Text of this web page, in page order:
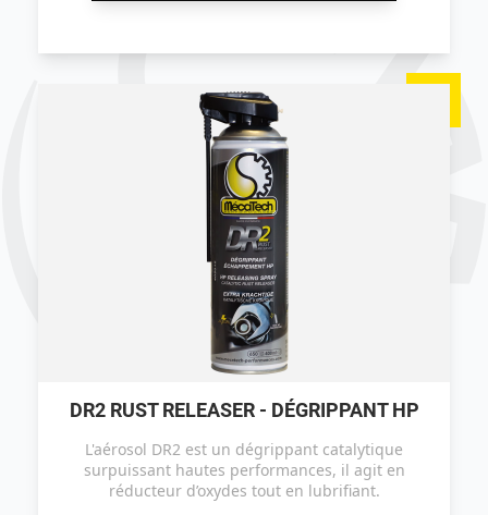
DR2 RUST RELEASER - DÉGRIPPANT HP
L'aérosol DR2 est un dégrippant catalytique
surpuissant hautes performances, il agit en
réducteur d’oxydes tout en lubrifiant.